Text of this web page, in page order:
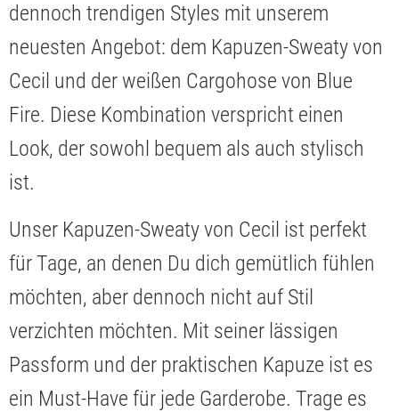
dennoch trendigen Styles mit unserem
neuesten Angebot: dem Kapuzen-Sweaty von
Cecil und der weißen Cargohose von Blue
Fire. Diese Kombination verspricht einen
Look, der sowohl bequem als auch stylisch
ist.
Unser Kapuzen-Sweaty von Cecil ist perfekt
für Tage, an denen Du dich gemütlich fühlen
möchten, aber dennoch nicht auf Stil
verzichten möchten. Mit seiner lässigen
Passform und der praktischen Kapuze ist es
ein Must-Have für jede Garderobe. Trage es